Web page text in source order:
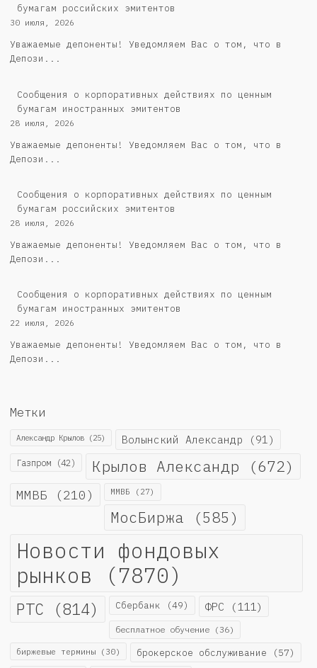
бумагам российских эмитентов
30 июля, 2026
Уважаемые депоненты! Уведомляем Вас о том, что в
Депози...
Сообщения о корпоративных действиях по ценным
бумагам иностранных эмитентов
28 июля, 2026
Уважаемые депоненты! Уведомляем Вас о том, что в
Депози...
Cообщения о корпоративных действиях по ценным
бумагам российских эмитентов
28 июля, 2026
Уважаемые депоненты! Уведомляем Вас о том, что в
Депози...
Сообщения о корпоративных действиях по ценным
бумагам иностранных эмитентов
22 июля, 2026
Уважаемые депоненты! Уведомляем Вас о том, что в
Депози...
Метки
Александр Крылов (25) Волынский Александр (91)
Газпром (42) Крылов Александр (672)
ММВБ (210) ММВБ (27)
МосБиржа (585)
Новости фондовых
рынков (7870)
РТС (814) Сбербанк (49) ФРС (111)
бесплатное обучение (36)
биржевые термины (30) брокерское обслуживание (57)